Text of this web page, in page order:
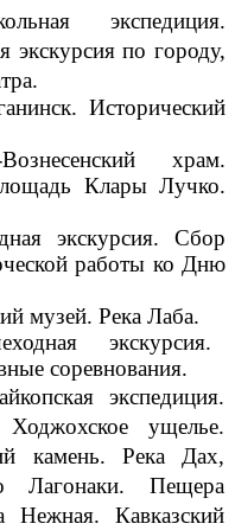
экспедиция.
экскурсия по городу,
Исторический
храм.
Клары Лучко.
экскурсия. Сбор
работы ко Дню
музей. Река Лаба.
экскурсия.
соревнования.
экспедиция.
ущелье.
камень. Река Дах,
Лагонаки. Пещера
Кавказский